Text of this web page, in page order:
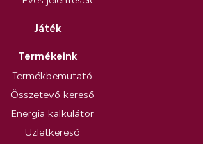
Játék
Termékeink
Termékbemutató
Összetevő kereső
Energia kalkulátor
Üzletkereső